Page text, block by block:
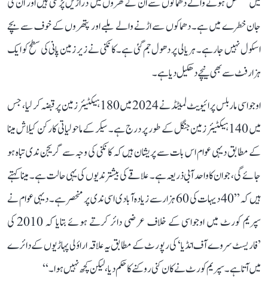
جان خطرے میں ہے۔ دھماکوں سے اڑنے والے ملبے اور پتھروں کے خوف سے بچے
اسکول نہیں جا رہے۔ ہریالی پر دھول جم گئی ہے۔ کانکنی نے زیر زمین پانی کی سطح کو ایک
ہزار فٹ سے بھی نیچے دھکیل دیا ہے۔
اوجواسی ماربلس پرائیویٹ لمیٹڈ نے 2024 میں 180 ہیکٹیئر زمین پر قبضہ کر لیا، جس
میں 140 ہیکٹیئر زمین جنگل کے طور پر درج ہے۔ سیکر کے ماحولیاتی کارکن کیلاش مینا
کے مطابق دیہی عوام اس بات سے پریشان ہیں کہ کانکنی کی وجہ سے گریجن ندی تباہ ہو
جائے گی، جو ان کا واحد آبی ذریعہ ہے۔ علاقے کی بیشتر ندیوں کی یہی حالت ہے۔ مینا کہتے
ہیں کہ ’’40 دیہات کی 60 ہزار سے زیادہ آبادی اسی ندی پر منحصر ہے۔ دیہی عوام نے
سپریم کورٹ میں اوجواسی کے خلاف عرضی دائر کرتے ہوئے بتایا کہ 2010 کی
’فاریسٹ سروے آف انڈیا‘ کی رپورٹ کے مطابق یہ علاقہ اراؤلی پہاڑیوں کے دائرے
میں آتا ہے۔ سپریم کورٹ نے کان کنی روکنے کا حکم دیا، لیکن کچھ نہیں ہوا۔‘‘